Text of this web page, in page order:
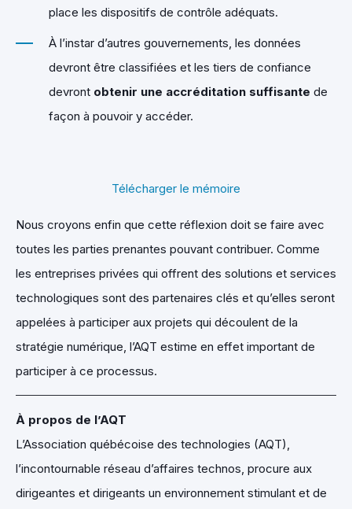
place les dispositifs de contrôle adéquats.
À l’instar d’autres gouvernements, les données
devront être classifiées et les tiers de confiance
devront obtenir une accréditation suffisante de
façon à pouvoir y accéder.
Télécharger le mémoire
Nous croyons enfin que cette réflexion doit se faire avec
toutes les parties prenantes pouvant contribuer. Comme
les entreprises privées qui offrent des solutions et services
technologiques sont des partenaires clés et qu’elles seront
appelées à participer aux projets qui découlent de la
stratégie numérique, l’AQT estime en effet important de
participer à ce processus.
À propos de l’AQT
L’Association québécoise des technologies (AQT),
l’incontournable réseau d’affaires technos, procure aux
dirigeantes et dirigeants un environnement stimulant et de